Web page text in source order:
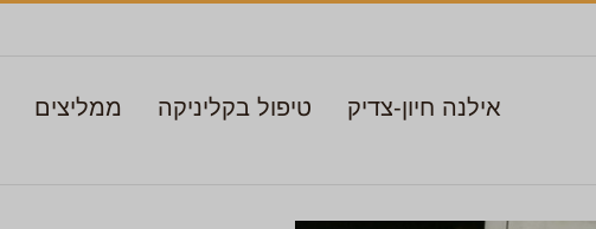
אילנה חיון-צדיק טיפול בקליניקה ממליצים